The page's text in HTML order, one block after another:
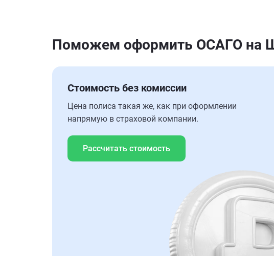
Поможем оформить ОСАГО на
Стоимость без комиссии
Цена полиса такая же, как при оформлении
напрямую в страховой компании.
Рассчитать стоимость